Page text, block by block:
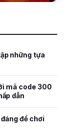
những tựa
mã code 300
dẫn
để chơi